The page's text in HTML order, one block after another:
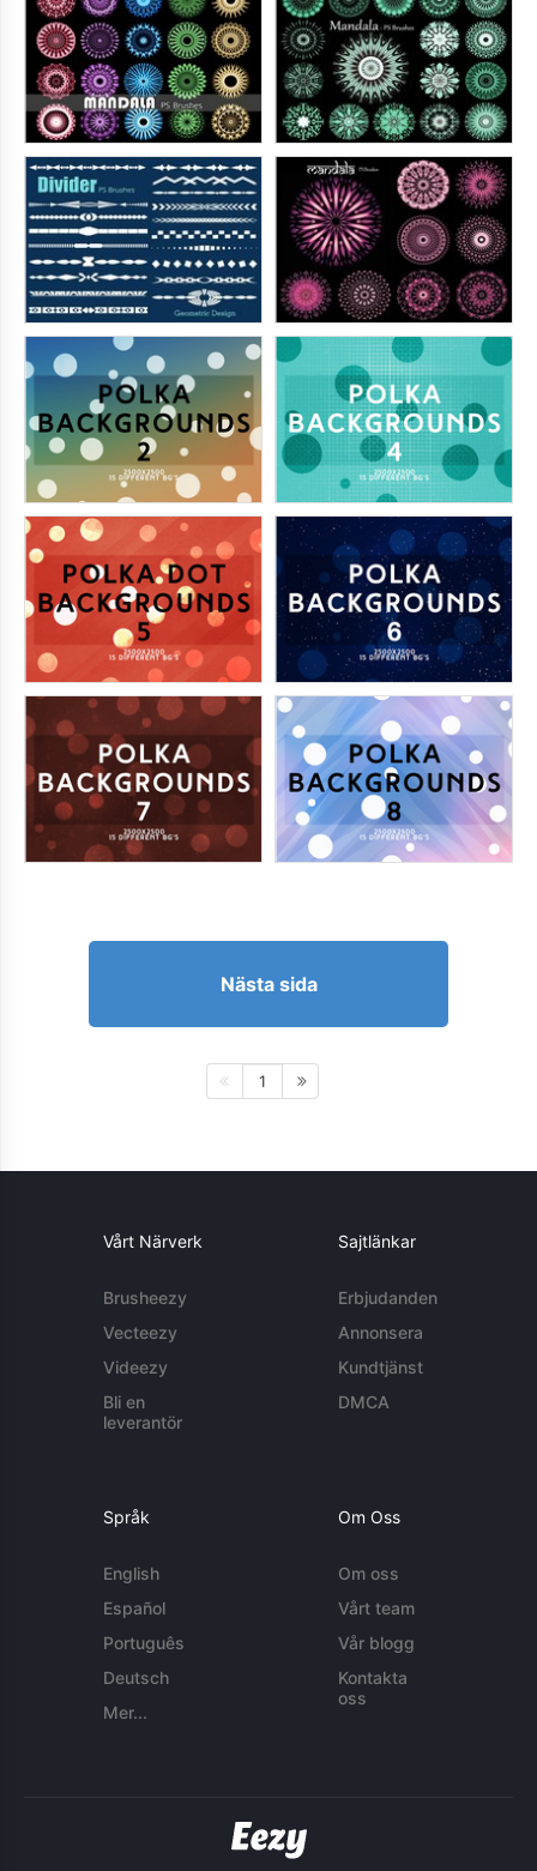
Nästa sida
1
Vårt Närverk
Brusheezy
Vecteezy
Videezy
Bli en
leverantör
Sajtlänkar
Erbjudanden
Annonsera
Kundtjänst
DMCA
Språk
English
Español
Português
Deutsch
Mer...
Om Oss
Om oss
Vårt team
Vår blogg
Kontakta
oss